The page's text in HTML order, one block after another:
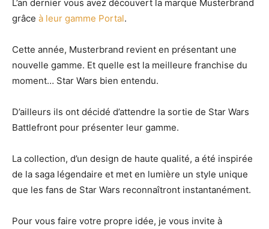
L’an dernier vous avez découvert la marque Musterbrand
grâce à leur gamme Portal.
Cette année, Musterbrand revient en présentant une
nouvelle gamme. Et quelle est la meilleure franchise du
moment… Star Wars bien entendu.
D’ailleurs ils ont décidé d’attendre la sortie de Star Wars
Battlefront pour présenter leur gamme.
La collection, d’un design de haute qualité, a été inspirée
de la saga légendaire et met en lumière un style unique
que les fans de Star Wars reconnaîtront instantanément.
Pour vous faire votre propre idée, je vous invite à